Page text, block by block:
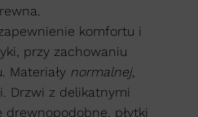
komfortu i
przy zachowaniu
Materiały normalnej,
Drzwi z delikatnymi
drewnopodobne, płytki